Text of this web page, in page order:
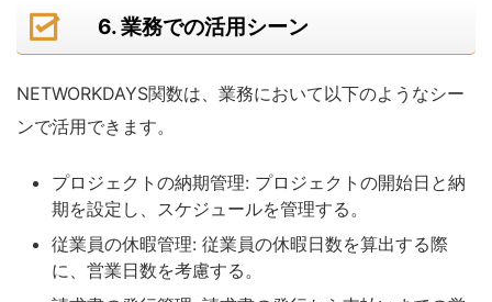
6. 業務での活用シーン
NETWORKDAYS関数は、業務において以下のようなシー
ンで活用できます。
プロジェクトの納期管理: プロジェクトの開始日と納
期を設定し、スケジュールを管理する。
従業員の休暇管理: 従業員の休暇日数を算出する際
に、営業日数を考慮する。